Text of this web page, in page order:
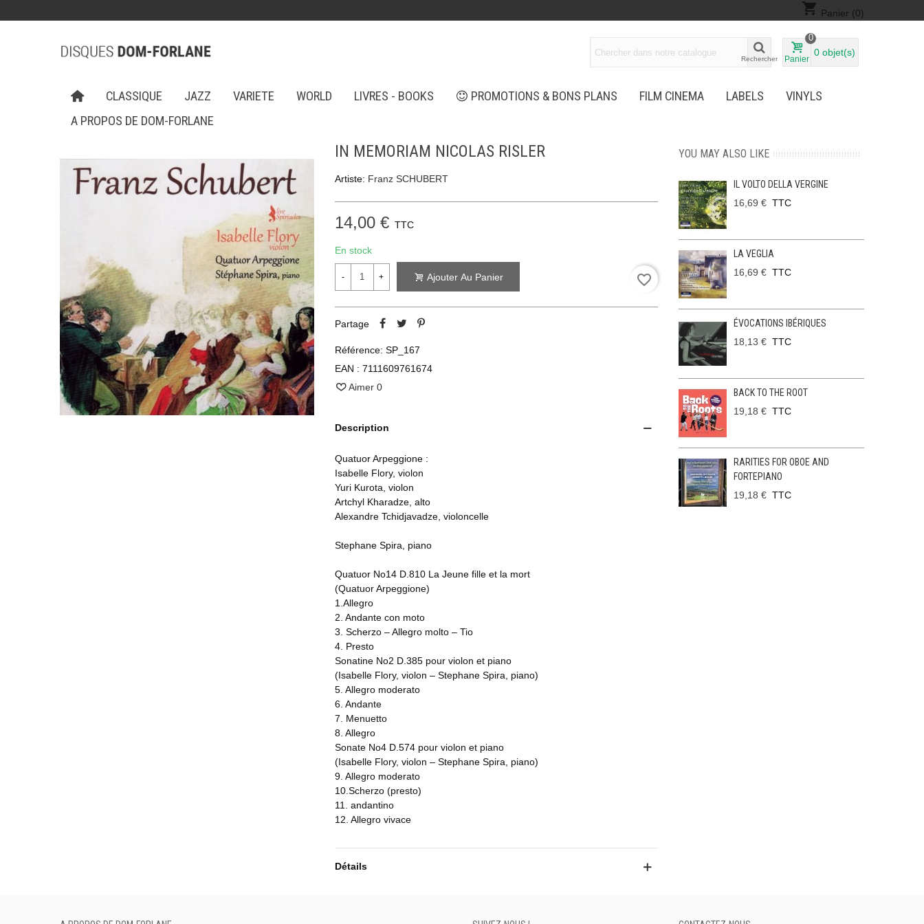
shopping_cart Panier (0)
Rechercher Panier
0
0 objet(s)
CLASSIQUE JAZZ VARIETE WORLD LIVRES - BOOKS PROMOTIONS & BONS PLANS FILM CINEMA LABELS
VINYLS
A PROPOS DE DOM-FORLANE
IN MEMORIAM NICOLAS RISLER
Artiste: Franz SCHUBERT
14,00 € TTC
En stock
- + Ajouter Au Panier favorite_border
Partage
Référence: SP_167
EAN : 7111609761674
Aimer 0
Description
Quatuor Arpeggione :
Isabelle Flory, violon
Yuri Kurota, violon
Artchyl Kharadze, alto
Alexandre Tchidjavadze, violoncelle
Stephane Spira, piano
Quatuor No14 D.810 La Jeune fille et la mort
(Quatuor Arpeggione)
1.Allegro
2. Andante con moto
3. Scherzo – Allegro molto – Tio
4. Presto
Sonatine No2 D.385 pour violon et piano
(Isabelle Flory, violon – Stephane Spira, piano)
5. Allegro moderato
6. Andante
7. Menuetto
8. Allegro
Sonate No4 D.574 pour violon et piano
(Isabelle Flory, violon – Stephane Spira, piano)
9. Allegro moderato
10.Scherzo (presto)
11. andantino
12. Allegro vivace
Détails
YOU MAY ALSO LIKE
IL VOLTO DELLA VERGINE
16,69 € TTC
LA VEGLIA
16,69 € TTC
ÉVOCATIONS IBÉRIQUES
18,13 € TTC
BACK TO THE ROOT
19,18 € TTC
RARITIES FOR OBOE AND
FORTEPIANO
19,18 € TTC